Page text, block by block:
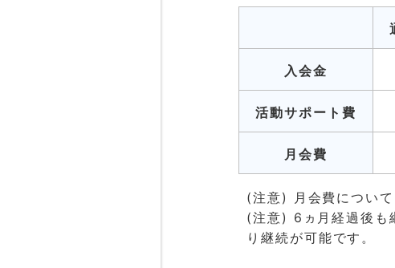
入会金
活動サポート費
月会費
(注意) 月会費につい
(注意) 6ヵ月経過後も
り継続が可能です。